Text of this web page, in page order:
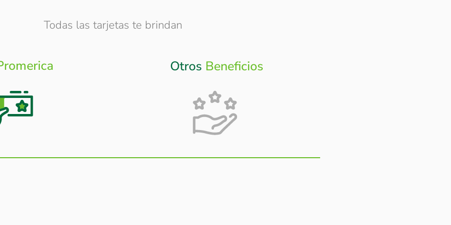
Todas las tarjetas te brindan
Otros Beneficios